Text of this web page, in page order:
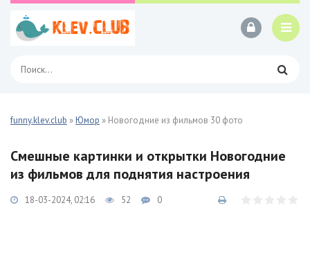
funny.klev.club »Юмор » Новогодние из фильмов 30 фото
Смешные картинки и открытки Новогодние
из фильмов для поднятия настроения
18-03-2024, 02:16 52 0